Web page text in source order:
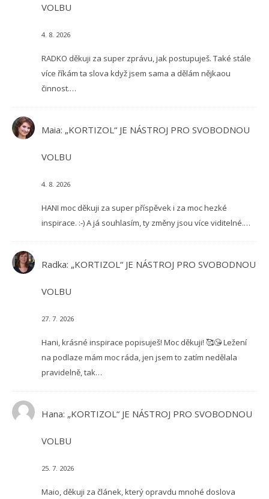
VOLBU
4. 8. 2026
RADKO děkuji za super zprávu, jak postupuješ. Také stále
více říkám ta slova když jsem sama a dělám nějkaou
činnost.…
Maia: „KORTIZOL“ JE NÁSTROJ PRO SVOBODNOU
VOLBU
4. 8. 2026
HANI moc děkuji za super příspěvek i za moc hezké
inspirace. :-) A já souhlasím, ty změny jsou více viditelné.…
Radka: „KORTIZOL“ JE NÁSTROJ PRO SVOBODNOU
VOLBU
27. 7. 2026
Hani, krásné inspirace popisuješ! Moc děkuji! 🥰😘 Ležení
na podlaze mám moc ráda, jen jsem to zatím nedělala
pravidelně, tak…
Hana: „KORTIZOL“ JE NÁSTROJ PRO SVOBODNOU
VOLBU
25. 7. 2026
Maio, děkuji za článek, který opravdu mnohé doslova